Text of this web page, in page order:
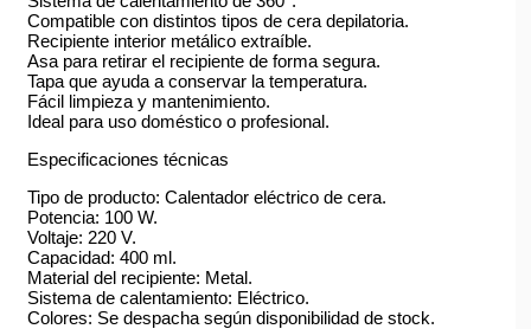
Compatible con distintos tipos de cera depilatoria.
Recipiente interior metálico extraíble.
Asa para retirar el recipiente de forma segura.
Tapa que ayuda a conservar la temperatura.
Fácil limpieza y mantenimiento.
Ideal para uso doméstico o profesional.
Especificaciones técnicas
Tipo de producto: Calentador eléctrico de cera.
Potencia: 100 W.
Voltaje: 220 V.
Capacidad: 400 ml.
Material del recipiente: Metal.
Sistema de calentamiento: Eléctrico.
Colores: Se despacha según disponibilidad de stock.